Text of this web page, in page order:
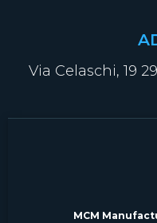
Via Celaschi, 19
MCM